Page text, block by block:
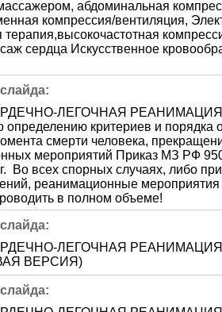
абдоминальная компрес
компрессия/вентиляция,
терапия,высокочастотная
сердца Искусственное
ЛЕГОЧНАЯ РЕАНИМАЦИЯ
определению критериев и порядка
смерти человека,
мероприятий Приказ МЗ РФ
Во всех спорных случаях, либо при
реанимационные мероприятия
в полном объеме!
ЛЕГОЧНАЯ РЕАНИМАЦИЯ
ВЕРСИЯ)